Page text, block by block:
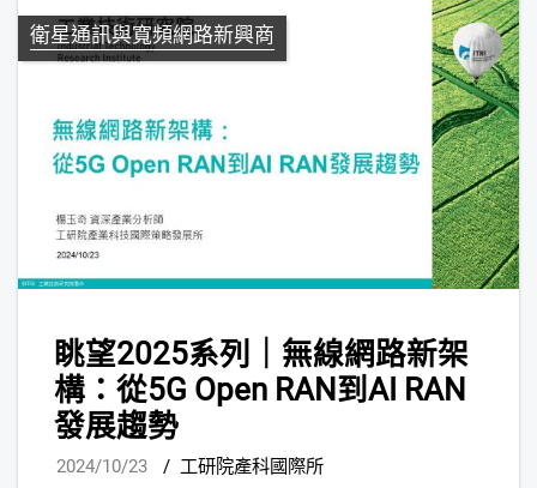
衛星通訊與寬頻網路新興商
眺望2025系列｜無線網路新架
構：從5G Open RAN到AI RAN
發展趨勢
2024/10/23 / 工研院產科國際所